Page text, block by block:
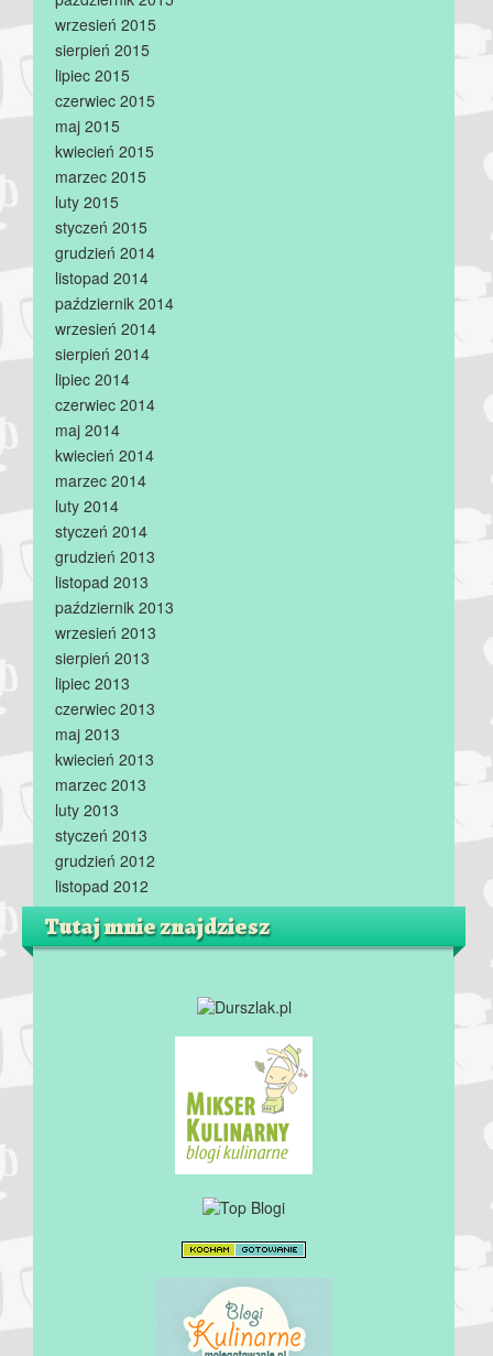
wrzesień 2015
sierpień 2015
lipiec 2015
czerwiec 2015
maj 2015
kwiecień 2015
marzec 2015
luty 2015
styczeń 2015
grudzień 2014
listopad 2014
październik 2014
wrzesień 2014
sierpień 2014
lipiec 2014
czerwiec 2014
maj 2014
kwiecień 2014
marzec 2014
luty 2014
styczeń 2014
grudzień 2013
listopad 2013
październik 2013
wrzesień 2013
sierpień 2013
lipiec 2013
czerwiec 2013
maj 2013
kwiecień 2013
marzec 2013
luty 2013
styczeń 2013
grudzień 2012
listopad 2012
Tutaj mnie znajdziesz